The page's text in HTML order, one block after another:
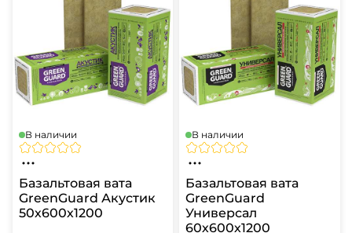
В наличии
Базальтовая вата
GreenGuard Акустик
50х600х1200
В наличии
Базальтовая вата
GreenGuard
Универсал
60х600х1200